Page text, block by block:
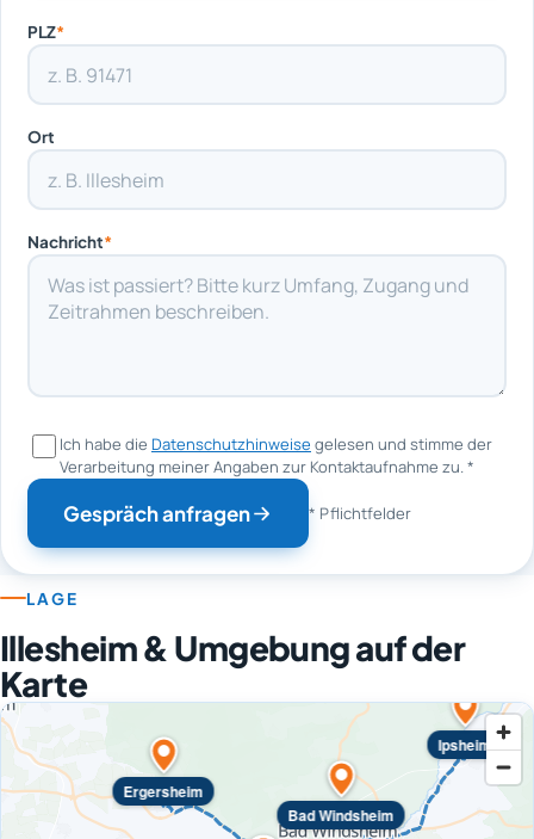
PLZ*
Ort
Nachricht*
Ich habe die Datenschutzhinweise gelesen und stimme der
Verarbeitung meiner Angaben zur Kontaktaufnahme zu.*
Gespräch anfragen * Pflichtfelder
LAGE
Illesheim & Umgebung auf der
Karte
Bad Windsheim
Ergersheim
Ipsheim